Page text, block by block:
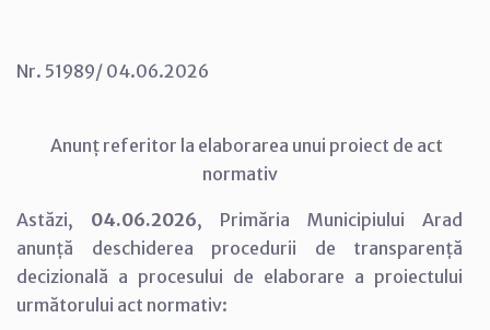
Nr. 51989/ 04.06.2026
Anunț referitor la elaborarea unui proiect de act
normativ
Astăzi, 04.06.2026, Primăria Municipiului Arad
anunță deschiderea procedurii de transparență
decizională a procesului de elaborare a proiectului
următorului act normativ: